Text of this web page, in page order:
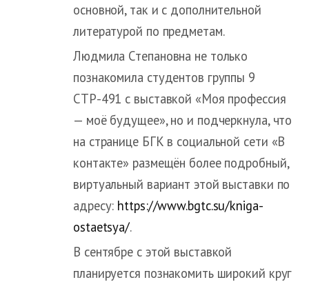
основной, так и с дополнительной
литературой по предметам.
Людмила Степановна не только
познакомила студентов группы 9
СТР-491 с выставкой «Моя профессия
— моё будущее», но и подчеркнула, что
на странице БГК в социальной сети «В
контакте» размещён более подробный,
виртуальный вариант этой выставки по
адресу: https://www.bgtc.su/kniga-
ostaetsya/.
В сентябре с этой выставкой
планируется познакомить широкий круг